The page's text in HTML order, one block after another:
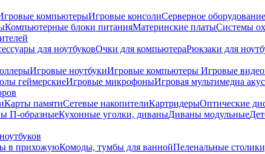
компьютерыИгровые консолиСерверное оборудование
Компьютерные блоки питанияМатеринские платыСистемы
для ноутбуковОчки для компьютераРюкзаки для
Игровые ноутбукиИгровые компьютеры Игровые
геймерскиеИгровые микрофоныИгровая мультимедиа
Карты памятиСетевые накопителиКартридерыОптические
П-образныеКухонные уголки, диваныДиваны модульные
в прихожуюКомоды, тумбы для ваннойПеленальные